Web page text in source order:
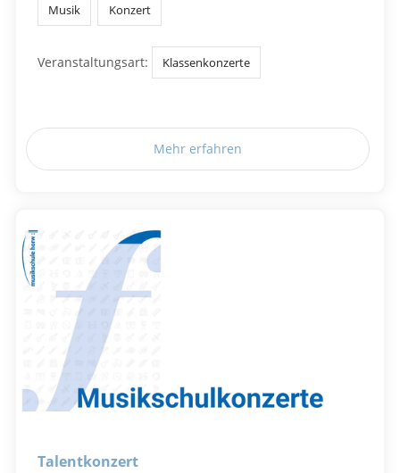
Musik Konzert
Veranstaltungsart: Klassenkonzerte
Mehr erfahren
Talentkonzert